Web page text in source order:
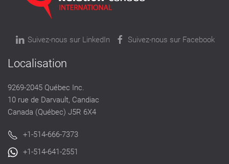
Suivez-nous sur LinkedIn Suivez-nous sur Facebook
Localisation
9269-2045 Québec Inc.
10 rue de Darvault, Candiac
Canada (Québec) J5R 6X4
+1-514-666-7373
+1-514-641-2551